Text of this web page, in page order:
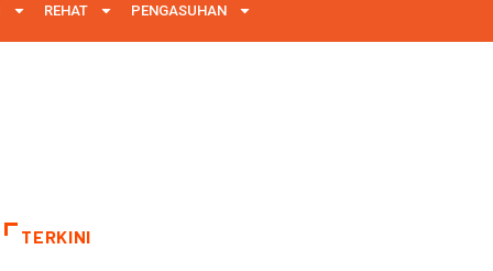
REHAT PENGASUHAN
TERKINI